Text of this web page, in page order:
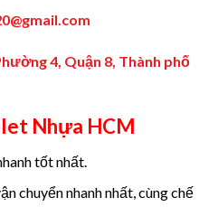
4, Quận 8, Thành phố
Nhựa HCM
tốt nhất.
chuyển nhanh nhất, cùng chế